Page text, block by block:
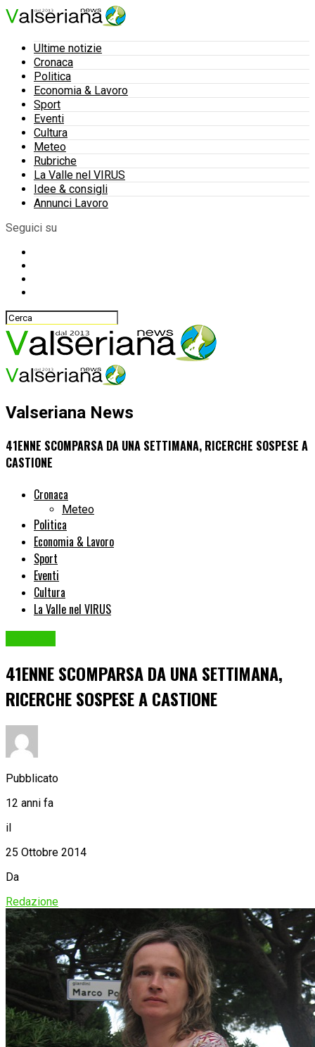
Ultime notizie
Cronaca
Politica
Economia & Lavoro
Sport
Eventi
Cultura
Meteo
Rubriche
La Valle nel VIRUS
Idee & consigli
Annunci Lavoro
Seguici su
Valseriana News
41ENNE SCOMPARSA DA UNA SETTIMANA, RICERCHE SOSPESE A
CASTIONE
Cronaca
Meteo
Politica
Economia & Lavoro
Sport
Eventi
Cultura
La Valle nel VIRUS
41ENNE SCOMPARSA DA UNA SETTIMANA,
RICERCHE SOSPESE A CASTIONE
Pubblicato
12 anni fa
il
25 Ottobre 2014
Da
Redazione